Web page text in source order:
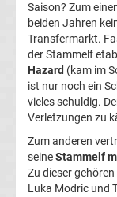
Liga
Tabelle
Transfergerüchte
international
Deutschland
Saison? Zum
beiden Jahren
Transfermarkt.
der Stammelf
Hazard (kam im
ist nur noch ein
vieles schuldig.
Verletzungen zu
Zum anderen
seineStammelf
Zu dieser
Luka Modric und